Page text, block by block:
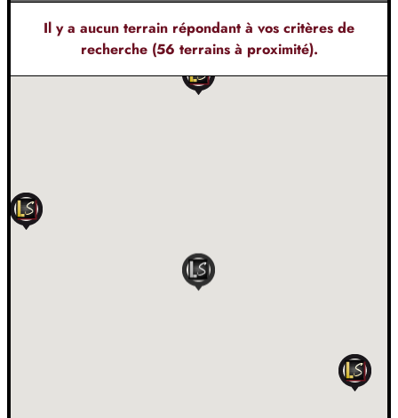
Il y a aucun terrain répondant à vos critères de
recherche (56 terrains à proximité).